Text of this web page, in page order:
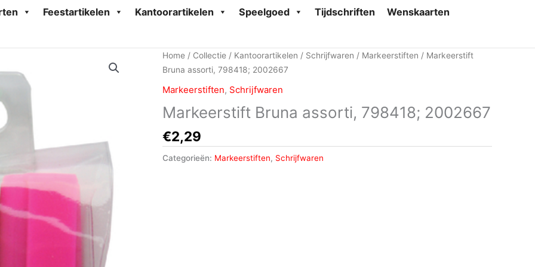
Feestartikelen Kantoorartikelen Speelgoed Tijdschriften
Wenskaarten
Home / Collectie / Kantoorartikelen / Schrijfwaren / Markeerstiften / Markeerstift
Bruna assorti, 798418; 2002667
Markeerstiften, Schrijfwaren
Markeerstift Bruna assorti, 798418; 2002667
€2,29
Categorieën: Markeerstiften, Schrijfwaren